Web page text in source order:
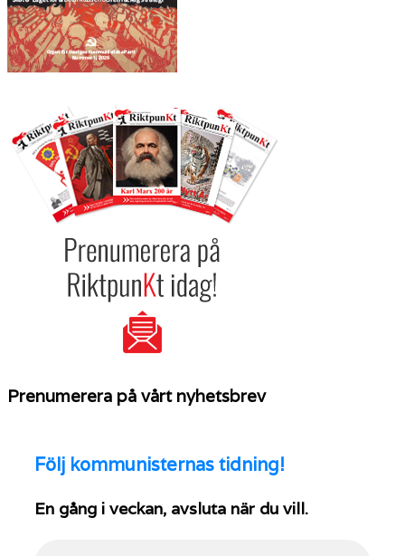
Prenumerera på vårt nyhetsbrev
Följ kommunisternas tidning!
En gång i veckan, avsluta när du vill.